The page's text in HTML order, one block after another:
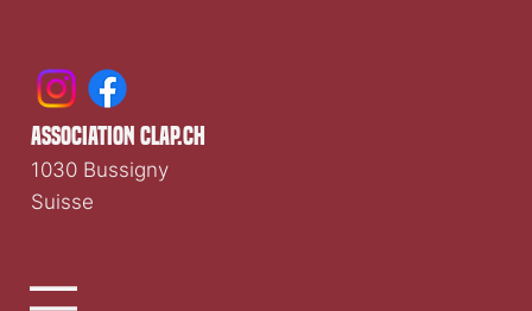
association clap.ch
1030 Bussigny
Suisse